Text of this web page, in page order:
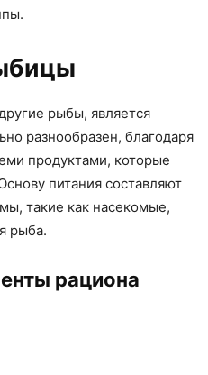
рыбы, является
разнообразен, благодаря
продуктами, которые
питания составляют
такие как насекомые,
рыба.
рациона